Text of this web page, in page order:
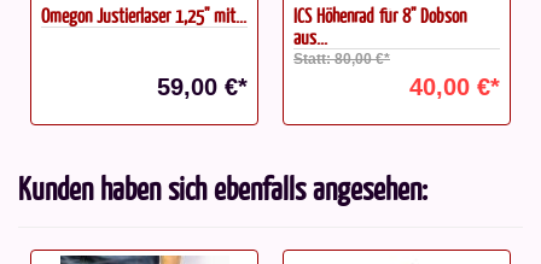
Omegon Justierlaser 1,25" mit...
59,00 €*
ICS Höhenrad für 8" Dobson
aus...
Statt: 80,00 €*
40,00 €*
Kunden haben sich ebenfalls angesehen: